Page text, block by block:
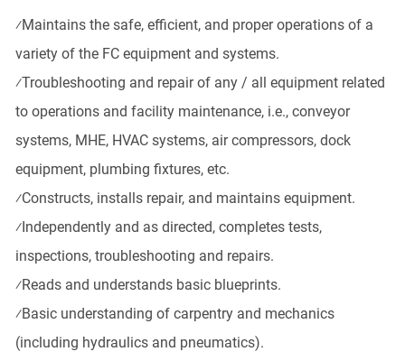
⁄Maintains the safe, efficient, and proper operations of a
variety of the FC equipment and systems.
⁄Troubleshooting and repair of any / all equipment related
to operations and facility maintenance, i.e., conveyor
systems, MHE, HVAC systems, air compressors, dock
equipment, plumbing fixtures, etc.
⁄Constructs, installs repair, and maintains equipment.
⁄Independently and as directed, completes tests,
inspections, troubleshooting and repairs.
⁄Reads and understands basic blueprints.
⁄Basic understanding of carpentry and mechanics
(including hydraulics and pneumatics).